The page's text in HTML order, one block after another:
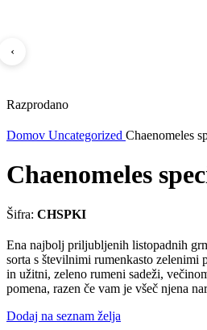
‹
Razprodano
Domov Uncategorized Chaenomeles
Chaenomeles
Šifra: CHSPKI
Ena najbolj priljubljenih listopadnih
sorta s številnimi rumenkasto
in užitni, zeleno rumeni sadeži,
pomena, razen če vam je všeč njena
Dodaj na seznam želja